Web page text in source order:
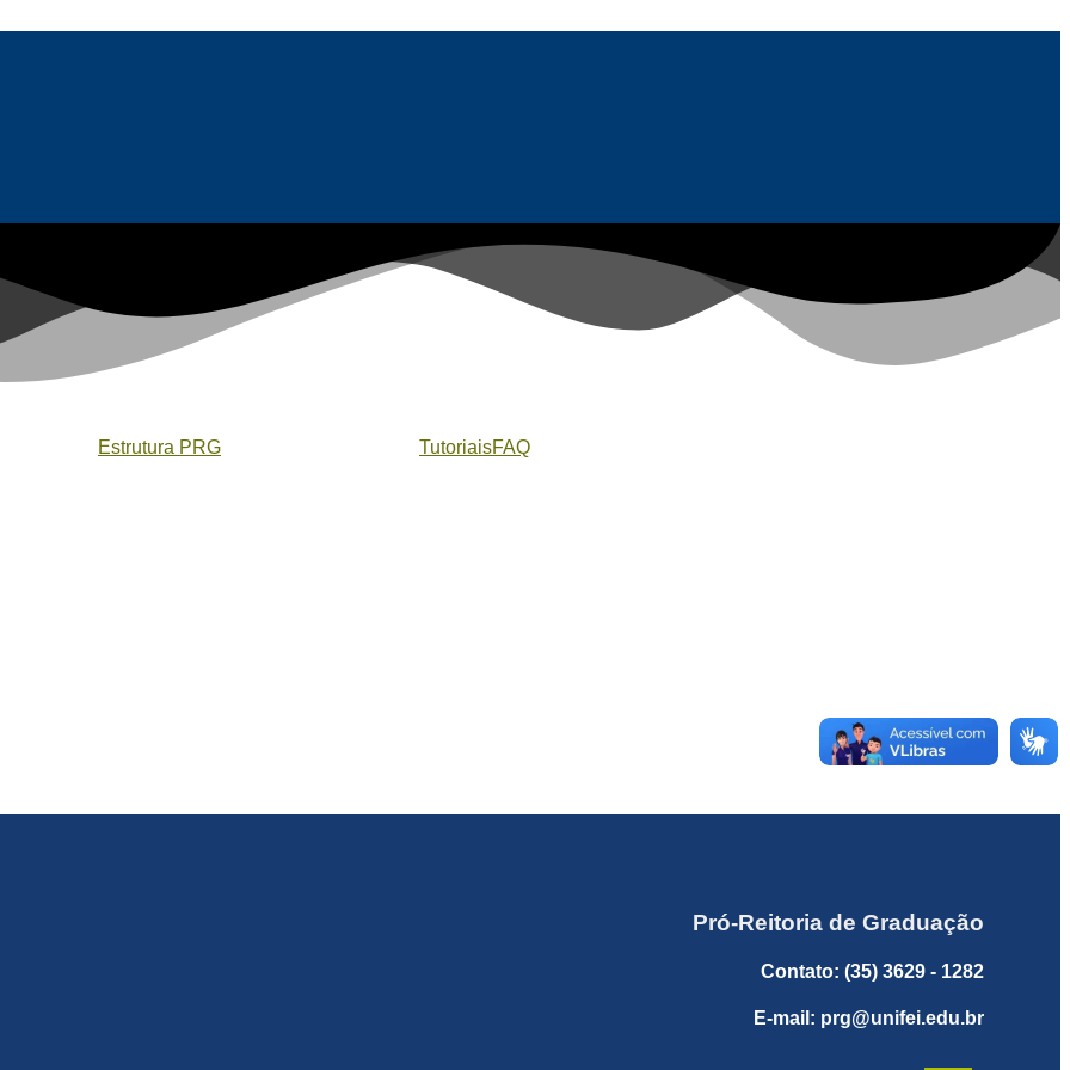
Estrutura PRG TutoriaisFAQ
Pró-Reitoria de Graduação
Contato: (35) 3629 - 1282
E-mail: prg@unifei.edu.br